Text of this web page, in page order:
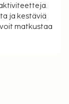
ja kestäviä
matkustaa